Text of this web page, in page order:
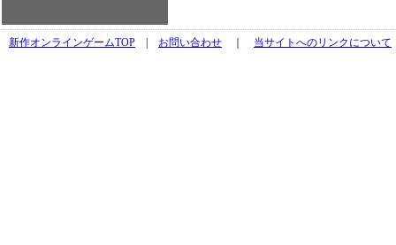
新作オンラインゲームTOP お問い合わせ 当サイトへのリンクについて